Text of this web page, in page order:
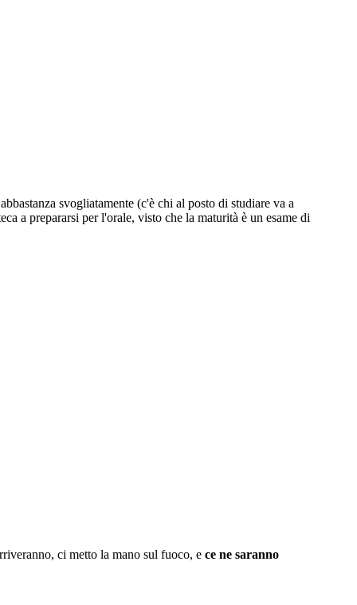
svogliatamente (c'è chi al posto di studiare va a
a prepararsi per l'orale, visto che la maturità è un esame di
ci metto la mano sul fuoco, e ce ne saranno